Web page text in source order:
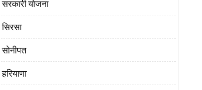
सरकारी योजना
सिरसा
सोनीपत
हरियाणा